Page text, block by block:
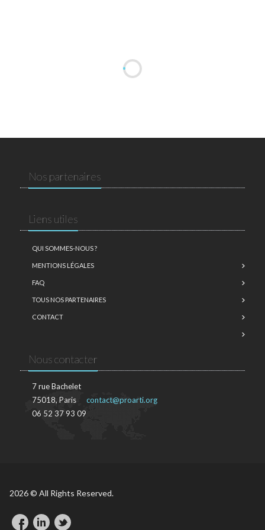
Nos partenaires
Liens utiles
QUI SOMMES-NOUS ?
MENTIONS LÉGALES
FAQ
TOUS NOS PARTENAIRES
CONTACT
Nous contacter
7 rue Bachelet
75018, Paris
06 52 37 93 09
contact@proarti.org
2026 © All Rights Reserved.